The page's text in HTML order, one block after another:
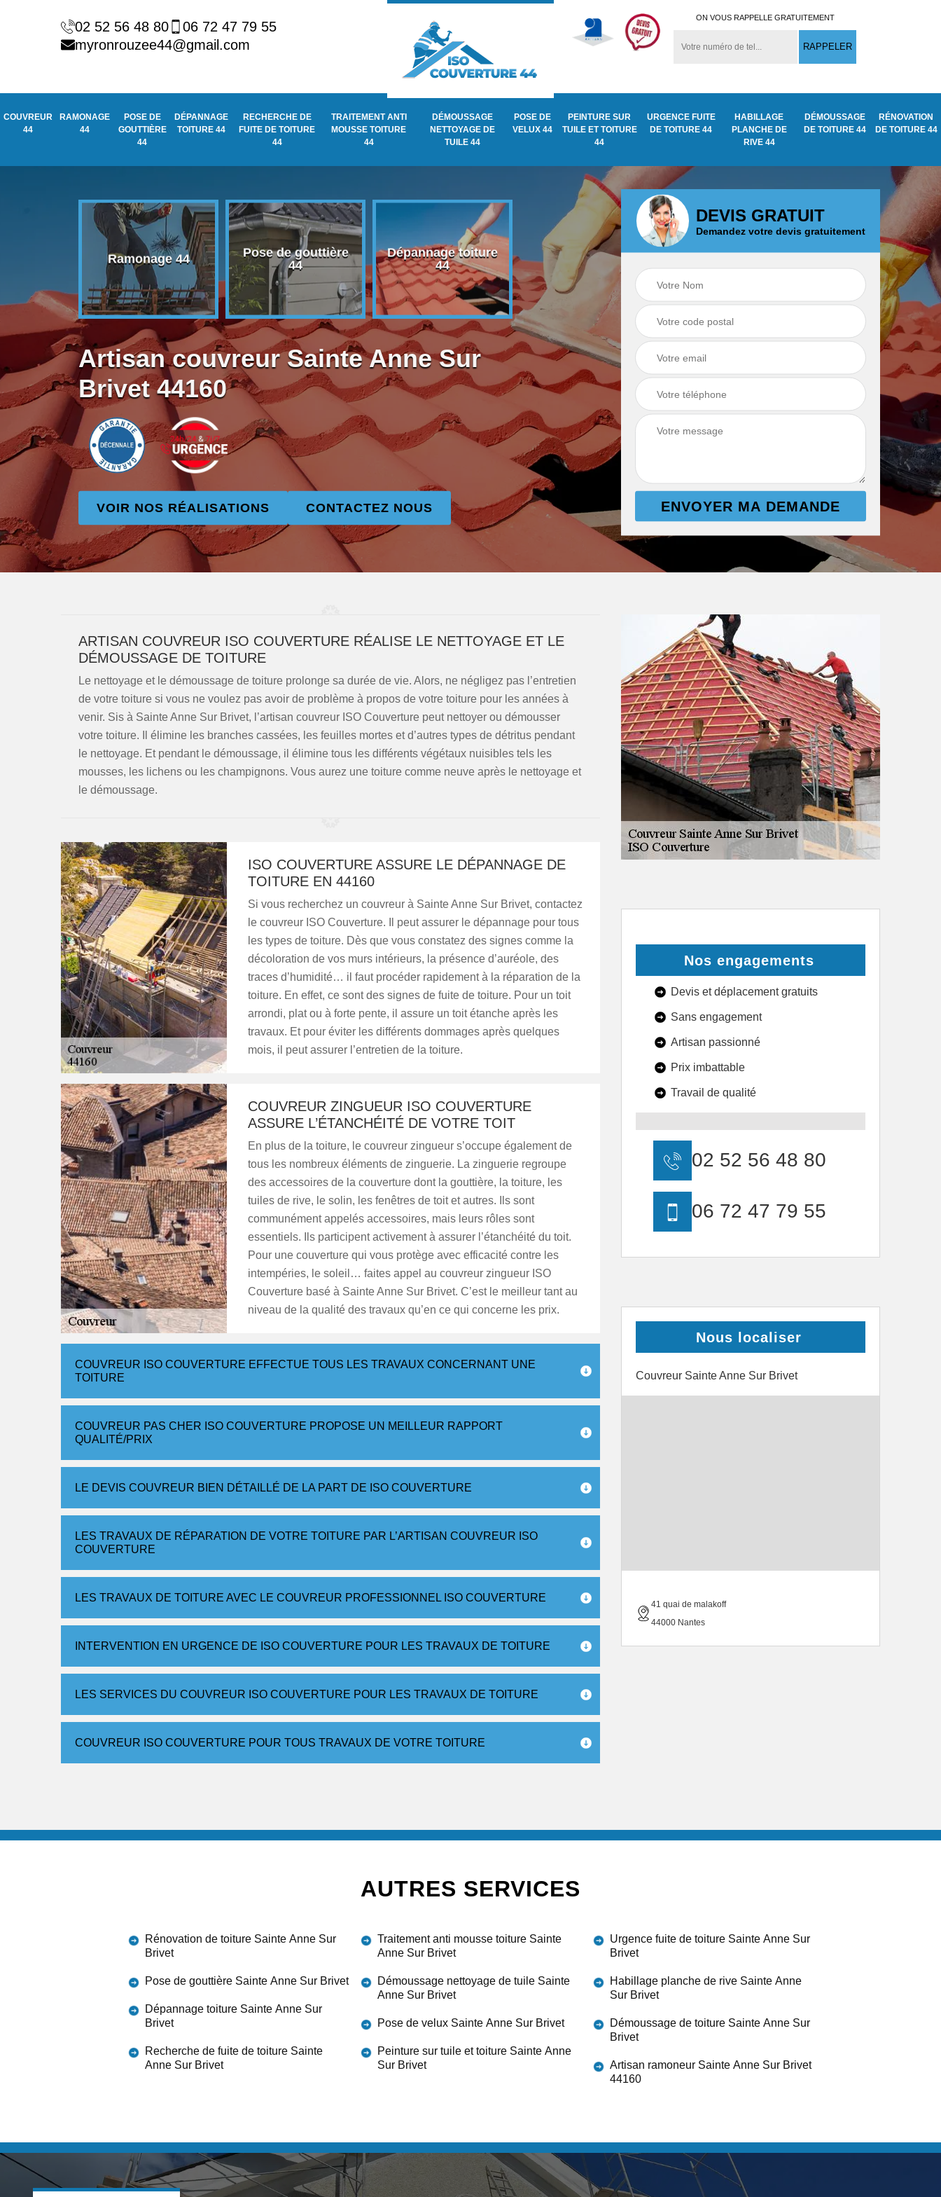
02 52 56 48 80
06 72 47 79 55
myronrouzee44@gmail.com
ON VOUS RAPPELLE GRATUITEMENT
COUVREUR
44
RAMONAGE
44
POSE DE
GOUTTIÈRE
44
DÉPANNAGE
TOITURE 44
RECHERCHE DE
FUITE DE TOITURE
44
TRAITEMENT ANTI
MOUSSE TOITURE
44
DÉMOUSSAGE
NETTOYAGE DE
TUILE 44
POSE DE
VELUX 44
PEINTURE SUR
TUILE ET TOITURE
44
URGENCE FUITE
DE TOITURE 44
HABILLAGE
PLANCHE DE
RIVE 44
DÉMOUSSAGE
DE TOITURE 44
RÉNOVATION
DE TOITURE 44
Ramonage 44
Pose de gouttière
44
Dépannage toiture
44
Recherche de fuite
de toiture 44
Traitement anti
Démoussage
nettoyage de tuile
44
Artisan couvreur Sainte Anne Sur
Brivet 44160
VOIR NOS RÉALISATIONS CONTACTEZ NOUS
DEVIS GRATUIT
Demandez votre devis gratuitement
ARTISAN COUVREUR ISO COUVERTURE RÉALISE LE NETTOYAGE ET LE
DÉMOUSSAGE DE TOITURE
Le nettoyage et le démoussage de toiture prolonge sa durée de vie. Alors, ne négligez pas l’entretien
de votre toiture si vous ne voulez pas avoir de problème à propos de votre toiture pour les années à
venir. Sis à Sainte Anne Sur Brivet, l’artisan couvreur ISO Couverture peut nettoyer ou démousser
votre toiture. Il élimine les branches cassées, les feuilles mortes et d’autres types de détritus pendant
le nettoyage. Et pendant le démoussage, il élimine tous les différents végétaux nuisibles tels les
mousses, les lichens ou les champignons. Vous aurez une toiture comme neuve après le nettoyage et
le démoussage.
ISO COUVERTURE ASSURE LE DÉPANNAGE DE
TOITURE EN 44160
Si vous recherchez un couvreur à Sainte Anne Sur Brivet, contactez
le couvreur ISO Couverture. Il peut assurer le dépannage pour tous
les types de toiture. Dès que vous constatez des signes comme la
décoloration de vos murs intérieurs, la présence d’auréole, des
traces d’humidité… il faut procéder rapidement à la réparation de la
toiture. En effet, ce sont des signes de fuite de toiture. Pour un toit
arrondi, plat ou à forte pente, il assure un toit étanche après les
travaux. Et pour éviter les différents dommages après quelques
mois, il peut assurer l’entretien de la toiture.
COUVREUR ZINGUEUR ISO COUVERTURE
ASSURE L’ÉTANCHÉITÉ DE VOTRE TOIT
En plus de la toiture, le couvreur zingueur s’occupe également de
tous les nombreux éléments de zinguerie. La zinguerie regroupe
des accessoires de la couverture dont la gouttière, la toiture, les
tuiles de rive, le solin, les fenêtres de toit et autres. Ils sont
communément appelés accessoires, mais leurs rôles sont
essentiels. Ils participent activement à assurer l’étanchéité du toit.
Pour une couverture qui vous protège avec efficacité contre les
intempéries, le soleil… faites appel au couvreur zingueur ISO
Couverture basé à Sainte Anne Sur Brivet. C’est le meilleur tant au
niveau de la qualité des travaux qu’en ce qui concerne les prix.
COUVREUR ISO COUVERTURE EFFECTUE TOUS LES TRAVAUX CONCERNANT UNE
TOITURE
COUVREUR PAS CHER ISO COUVERTURE PROPOSE UN MEILLEUR RAPPORT
QUALITÉ/PRIX
LE DEVIS COUVREUR BIEN DÉTAILLÉ DE LA PART DE ISO COUVERTURE
LES TRAVAUX DE RÉPARATION DE VOTRE TOITURE PAR L’ARTISAN COUVREUR ISO
COUVERTURE
LES TRAVAUX DE TOITURE AVEC LE COUVREUR PROFESSIONNEL ISO COUVERTURE
INTERVENTION EN URGENCE DE ISO COUVERTURE POUR LES TRAVAUX DE TOITURE
LES SERVICES DU COUVREUR ISO COUVERTURE POUR LES TRAVAUX DE TOITURE
COUVREUR ISO COUVERTURE POUR TOUS TRAVAUX DE VOTRE TOITURE
Nos engagements
Devis et déplacement gratuits
Sans engagement
Artisan passionné
Prix imbattable
Travail de qualité
02 52 56 48 80
06 72 47 79 55
Nous localiser
Couvreur Sainte Anne Sur Brivet
41 quai de malakoff
44000 Nantes
AUTRES SERVICES
Rénovation de toiture Sainte Anne Sur
Brivet
Pose de gouttière Sainte Anne Sur Brivet
Dépannage toiture Sainte Anne Sur
Brivet
Recherche de fuite de toiture Sainte
Anne Sur Brivet
Traitement anti mousse toiture Sainte
Anne Sur Brivet
Démoussage nettoyage de tuile Sainte
Anne Sur Brivet
Pose de velux Sainte Anne Sur Brivet
Peinture sur tuile et toiture Sainte Anne
Sur Brivet
Urgence fuite de toiture Sainte Anne Sur
Brivet
Habillage planche de rive Sainte Anne
Sur Brivet
Démoussage de toiture Sainte Anne Sur
Brivet
Artisan ramoneur Sainte Anne Sur Brivet
44160